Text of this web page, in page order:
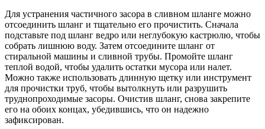
Для устранения частичного засора в сливном шланге можно
отсоединить шланг и тщательно его прочистить. Сначала
подставьте под шланг ведро или неглубокую кастрюлю, чтобы
собрать лишнюю воду. Затем отсоедините шланг от
стиральной машины и сливной трубы. Промойте шланг
теплой водой, чтобы удалить остатки мусора или налет.
Можно также использовать длинную щетку или инструмент
для прочистки труб, чтобы вытолкнуть или разрушить
труднопроходимые засоры. Очистив шланг, снова закрепите
его на обоих концах, убедившись, что он надежно
зафиксирован.